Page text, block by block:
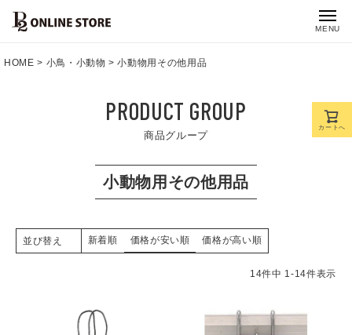
MENU
HOME 小鳥・小動物 小動物用その他用品
PRODUCT GROUP
商品グループ
小動物用その他用品
並び替え 新着順 価格が安い順 価格が高い順
14件中 1-14件表示
カートへ